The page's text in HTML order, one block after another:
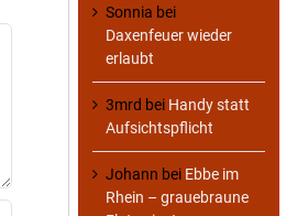
Sonnia bei
Daxenfeuer wieder
erlaubt
3mrd bei Handy statt
Aufsichtspflicht
Johann bei Ebbe im
Rhein – grauebraune